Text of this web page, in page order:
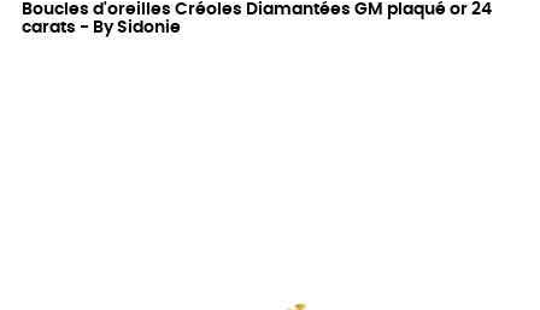
Boucles d'oreilles Créoles Diamantées GM plaqué or 24
carats - By Sidonie